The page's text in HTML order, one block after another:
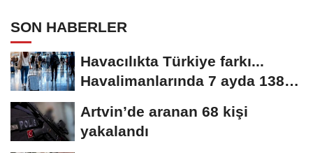
SON HABERLER
Havacılıkta Türkiye farkı...
Havalimanlarında 7 ayda 138,7
Artvin’de aranan 68 kişi
yakalandı